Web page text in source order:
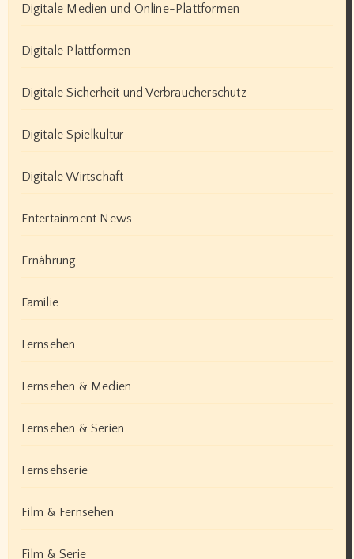
Digitale Medien und Online-Plattformen
Digitale Plattformen
Digitale Sicherheit und Verbraucherschutz
Digitale Spielkultur
Digitale Wirtschaft
Entertainment News
Ernährung
Familie
Fernsehen
Fernsehen & Medien
Fernsehen & Serien
Fernsehserie
Film & Fernsehen
Film & Serie